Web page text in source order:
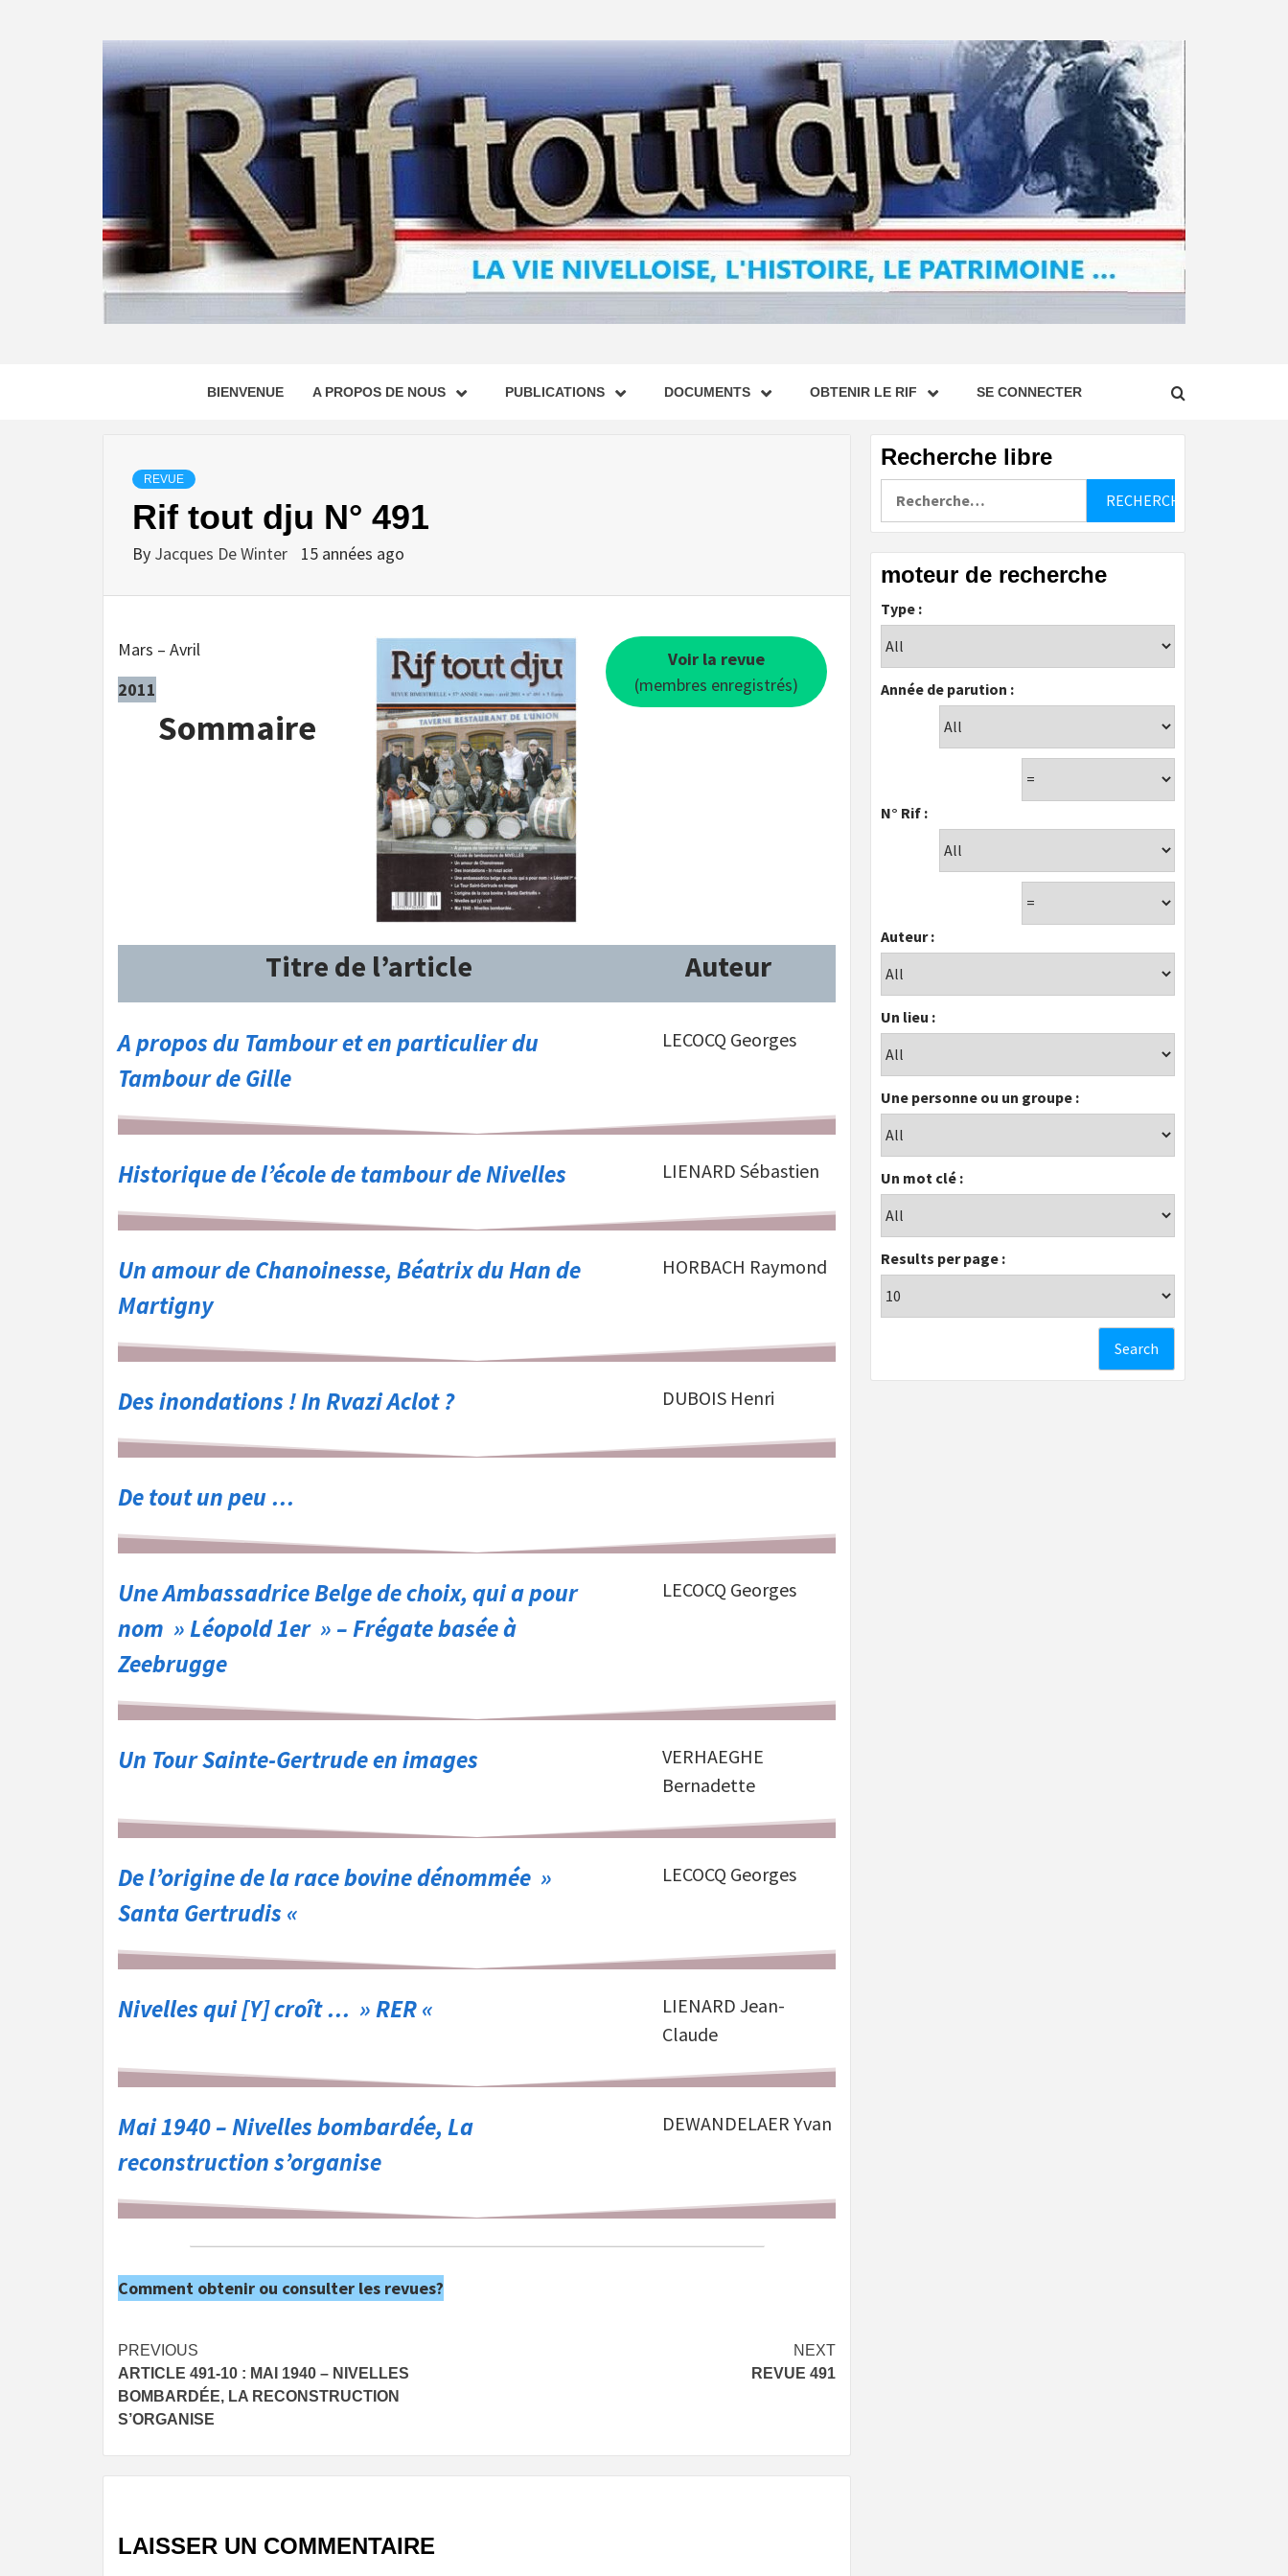
BIENVENUE A PROPOS DE NOUS PUBLICATIONS DOCUMENTS OBTENIR LE RIF SE CONNECTER
REVUE
Rif tout dju N° 491
By Jacques De Winter 15 années ago
Mars – Avril
2011
Sommaire
Voir la revue
(membres enregistrés)
Titre de l’article Auteur
A propos du Tambour et en particulier du
Tambour de Gille
LECOCQ Georges
Historique de l’école de tambour de Nivelles LIENARD Sébastien
Un amour de Chanoinesse, Béatrix du Han de
Martigny
HORBACH Raymond
Des inondations ! In Rvazi Aclot ? DUBOIS Henri
De tout un peu …
Une Ambassadrice Belge de choix, qui a pour
nom » Léopold 1er » – Frégate basée à
Zeebrugge
LECOCQ Georges
Un Tour Sainte-Gertrude en images
VERHAEGHE
Bernadette
De l’origine de la race bovine dénommée »
Santa Gertrudis «
LECOCQ Georges
Nivelles qui [Y] croît … » RER «
LIENARD Jean-
Claude
Mai 1940 – Nivelles bombardée, La
reconstruction s’organise
DEWANDELAER Yvan
Comment obtenir ou consulter les revues?
Post
navigation
PREVIOUS
ARTICLE 491-10 : MAI 1940 – NIVELLES
BOMBARDÉE, LA RECONSTRUCTION
S’ORGANISE
NEXT
REVUE 491
LAISSER UN COMMENTAIRE
Recherche libre
moteur de recherche
Type :
Année de parution :
N° Rif :
Auteur :
Un lieu :
Une personne ou un groupe :
Un mot clé :
Results per page :